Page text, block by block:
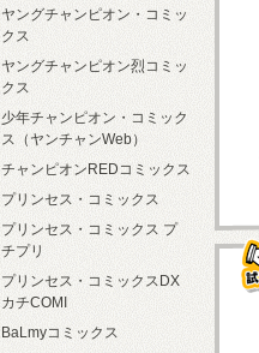
ヤングチャンピオン・コミッ
クス
ヤングチャンピオン烈コミッ
クス
少年チャンピオン・コミック
ス（ヤンチャンWeb）
チャンピオンREDコミックス
プリンセス・コミックス
プリンセス・コミックス プ
チプリ
プリンセス・コミックスDX
カチCOMI
BaLmyコミックス